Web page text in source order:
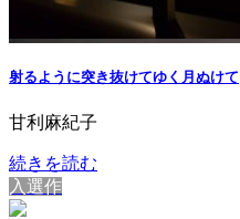
射るように突き抜けてゆく月ぬけて
甘利麻紀子
続きを読む
入選作